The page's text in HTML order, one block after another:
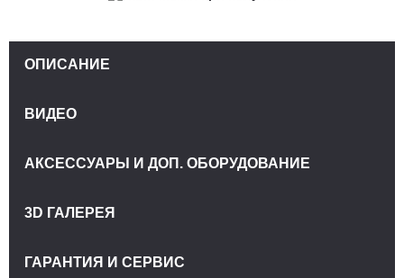
ОПИСАНИЕ
ВИДЕО
АКСЕССУАРЫ И ДОП. ОБОРУДОВАНИЕ
3D ГАЛЕРЕЯ
ГАРАНТИЯ И СЕРВИС